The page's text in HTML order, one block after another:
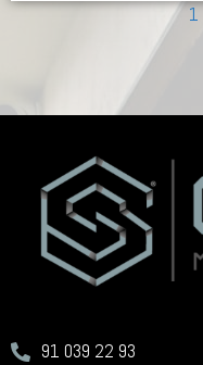
1
91 039 22 93